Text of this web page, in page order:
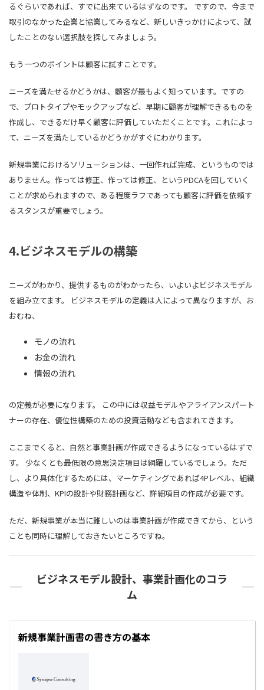
るぐらいであれば、すでに出来ているはずなのです。 ですので、今まで
取引のなかった企業と協業してみるなど、新しいきっかけによって、試
したことのない選択肢を探してみましょう。
もう一つのポイントは顧客に試すことです。
ニーズを満たせるかどうかは、顧客が最もよく知っています。ですの
で、プロトタイプやモックアップなど、早期に顧客が理解できるものを
作成し、できるだけ早く顧客に評価していただくことです。これによっ
て、ニーズを満たしているかどうかがすぐにわかります。
新規事業におけるソリューションは、一回作れば完成、というものでは
ありません。作っては修正、作っては修正、というPDCAを回していく
ことが求められますので、ある程度ラフであっても顧客に評価を依頼す
るスタンスが重要でしょう。
4.ビジネスモデルの構築
ニーズがわかり、提供するものがわかったら、いよいよビジネスモデル
を組み立てます。 ビジネスモデルの定義は人によって異なりますが、お
おむね、
モノの流れ
お金の流れ
情報の流れ
の定義が必要になります。 この中には収益モデルやアライアンスパート
ナーの存在、優位性構築のための投資活動なども含まれてきます。
ここまでくると、自然と事業計画が作成できるようになっているはずで
す。 少なくとも最低限の意思決定項目は網羅しているでしょう。ただ
し、より具体化するためには、マーケティングであれば4Pレベル、組織
構造や体制、KPIの設計や財務計画など、詳細項目の作成が必要です。
ただ、新規事業が本当に難しいのは事業計画が作成できてから、という
ことも同時に理解しておきたいところですね。
ビジネスモデル設計、事業計画化のコラ
ム
新規事業計画書の書き方の基本